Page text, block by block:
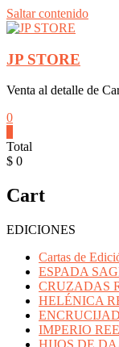
Saltar contenido
JP STORE
Venta al detalle de
0
Total
$ 0
Cart
EDICIONES
Cartas de
ESPADA
CRUZADAS
HELÉNICA
IMPERIO